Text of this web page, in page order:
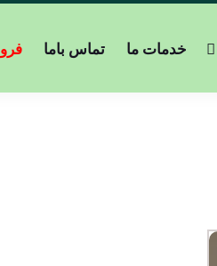
خدمات ما تماس باما